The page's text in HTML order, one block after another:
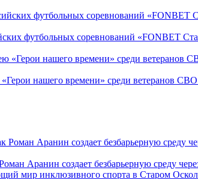
футбольных соревнований «FONBET
нашего времени» среди ветеранов СВО
Аранин создает безбарьерную среду